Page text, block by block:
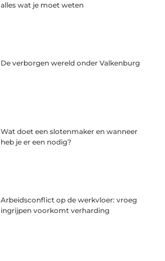
alles wat je moet weten
De verborgen wereld onder Valkenburg
Wat doet een slotenmaker en wanneer
heb je er een nodig?
Arbeidsconflict op de werkvloer: vroeg
ingrijpen voorkomt verharding